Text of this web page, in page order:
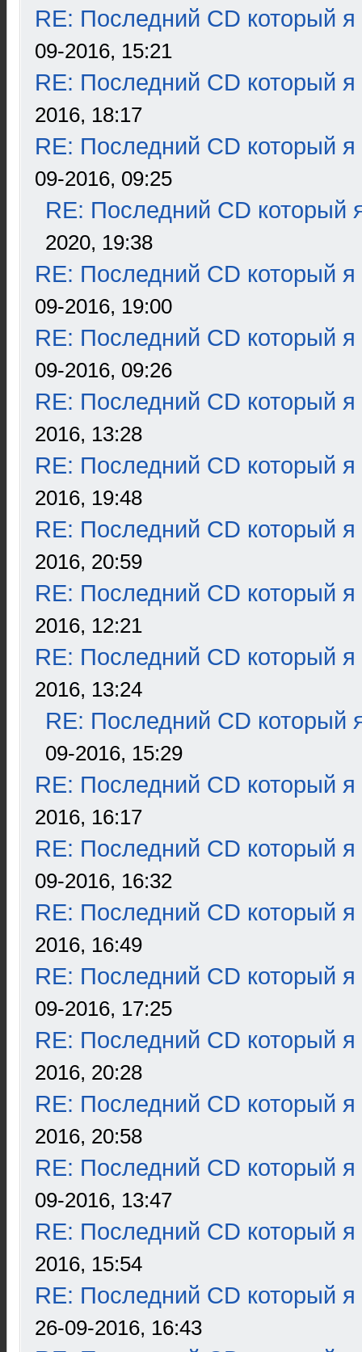
RE: Последний CD который я
09-2016, 15:21
RE: Последний CD который я
2016, 18:17
RE: Последний CD который я
09-2016, 09:25
RE: Последний CD который
2020, 19:38
RE: Последний CD который я
09-2016, 19:00
RE: Последний CD который я
09-2016, 09:26
RE: Последний CD который я
2016, 13:28
RE: Последний CD который я
2016, 19:48
RE: Последний CD который я
2016, 20:59
RE: Последний CD который я
2016, 12:21
RE: Последний CD который я
2016, 13:24
RE: Последний CD который
09-2016, 15:29
RE: Последний CD который я
2016, 16:17
RE: Последний CD который я
09-2016, 16:32
RE: Последний CD который я
2016, 16:49
RE: Последний CD который я
09-2016, 17:25
RE: Последний CD который я
2016, 20:28
RE: Последний CD который я
2016, 20:58
RE: Последний CD который я
09-2016, 13:47
RE: Последний CD который я
2016, 15:54
RE: Последний CD который я
26-09-2016, 16:43